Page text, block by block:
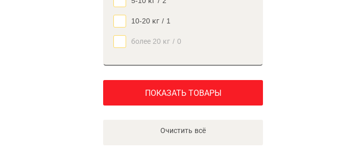
10-20 кг / 1
более 20 кг / 0
ПОКАЗАТЬ ТОВАРЫ
Очистить всё